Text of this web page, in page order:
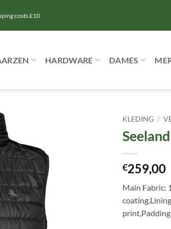
costs £10
HARDWARE DAMES
KLEDING /
€259,00
Main Fabric: